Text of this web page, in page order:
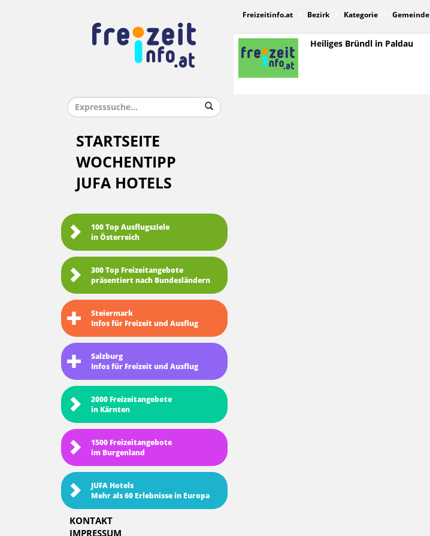
STARTSEITE
WOCHENTIPP
JUFA HOTELS
100 Top Ausflugsziele
in Österreich
300 Top Freizeitangebote
präsentiert nach Bundesländern
Steiermark
Infos für Freizeit und Ausflug
Salzburg
Infos für Freizeit und Ausflug
2000 Freizeitangebote
in Kärnten
1500 Freizeitangebote
im Burgenland
JUFA Hotels
Mehr als 60 Erlebnisse in Europa
KONTAKT
IMPRESSUM
Freizeitinfo.at Bezirk Kategorie Gemeinde
Heiliges Bründl in Paldau